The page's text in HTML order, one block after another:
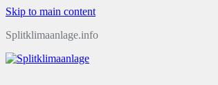
Skip to main content
Splitklimaanlage.info